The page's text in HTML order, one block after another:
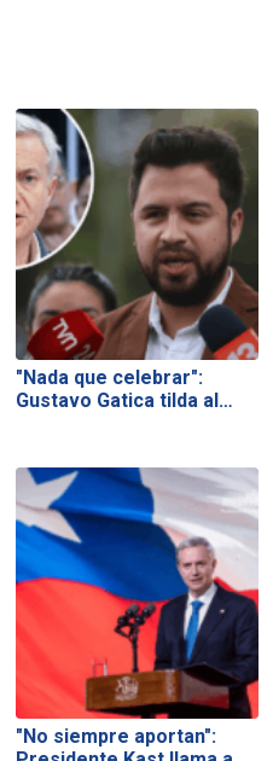
"Nada que celebrar":
Gustavo Gatica tilda al…
"No siempre aportan":